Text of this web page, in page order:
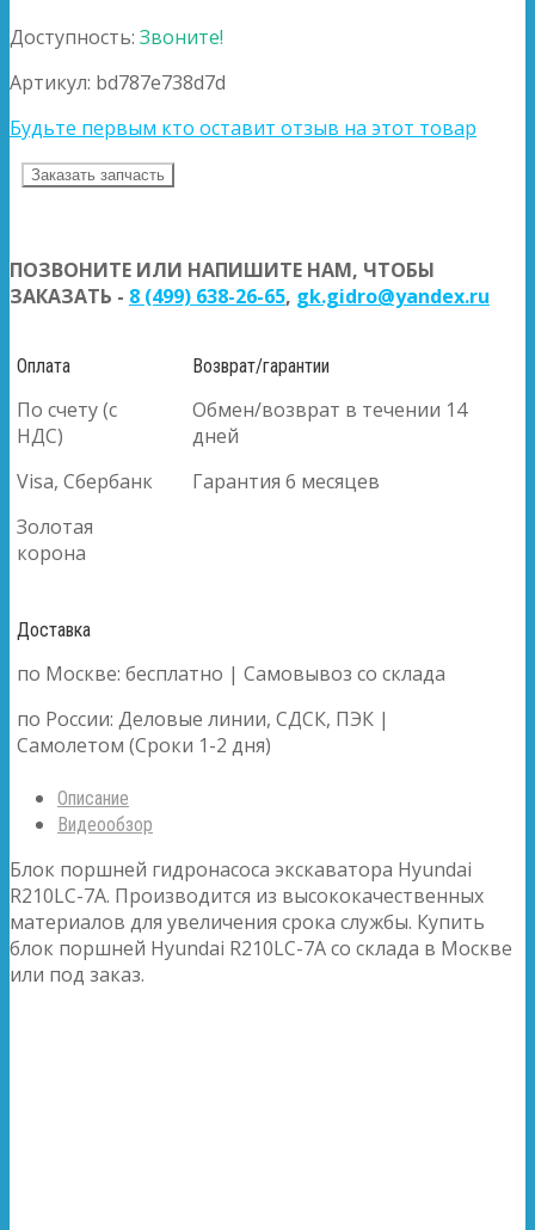
Доступность: Звоните!
Артикул: bd787e738d7d
Будьте первым кто оставит отзыв на этот товар
Заказать запчасть
ПОЗВОНИТЕ ИЛИ НАПИШИТЕ НАМ, ЧТОБЫ
ЗАКАЗАТЬ - 8 (499) 638-26-65, gk.gidro@yandex.ru
Оплата
По счету (с
НДС)
Visa, Сбербанк
Золотая
корона
Возврат/гарантии
Обмен/возврат в течении 14
дней
Гарантия 6 месяцев
Доставка
по Москве: бесплатно | Самовывоз со склада
по России: Деловые линии, СДСК, ПЭК |
Самолетом (Сроки 1-2 дня)
Описание
Видеообзор
Блок поршней гидронасоса экскаватора Hyundai
R210LC-7A. Производится из высококачественных
материалов для увеличения срока службы. Купить
блок поршней Hyundai R210LC-7A со склада в Москве
или под заказ.